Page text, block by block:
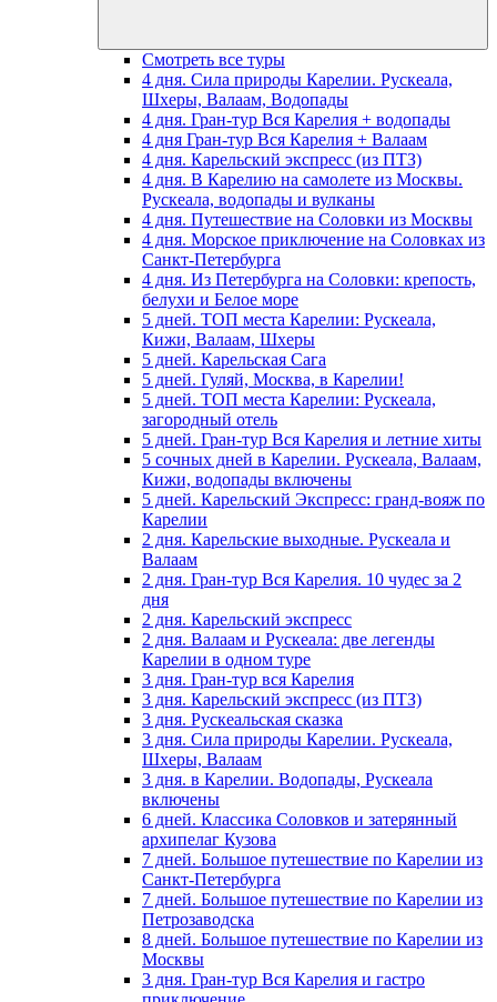
Смотреть все туры
4 дня. Сила природы Карелии. Рускеала,
Шхеры, Валаам, Водопады
4 дня. Гран-тур Вся Карелия + водопады
4 дня Гран-тур Вся Карелия + Валаам
4 дня. Карельский экспресс (из ПТЗ)
4 дня. В Карелию на самолете из Москвы.
Рускеала, водопады и вулканы
4 дня. Путешествие на Соловки из Москвы
4 дня. Морское приключение на Соловках из
Санкт-Петербурга
4 дня. Из Петербурга на Соловки: крепость,
белухи и Белое море
5 дней. ТОП места Карелии: Рускеала,
Кижи, Валаам, Шхеры
5 дней. Карельская Сага
5 дней. Гуляй, Москва, в Карелии!
5 дней. ТОП места Карелии: Рускеала,
загородный отель
5 дней. Гран-тур Вся Карелия и летние хиты
5 сочных дней в Карелии. Рускеала, Валаам,
Кижи, водопады включены
5 дней. Карельский Экспресс: гранд-вояж по
Карелии
2 дня. Карельские выходные. Рускеала и
Валаам
2 дня. Гран-тур Вся Карелия. 10 чудес за 2
дня
2 дня. Карельский экспресс
2 дня. Валаам и Рускеала: две легенды
Карелии в одном туре
3 дня. Гран-тур вся Карелия
3 дня. Карельский экспресс (из ПТЗ)
3 дня. Рускеальская сказка
3 дня. Сила природы Карелии. Рускеала,
Шхеры, Валаам
3 дня. в Карелии. Водопады, Рускеала
включены
6 дней. Классика Соловков и затерянный
архипелаг Кузова
7 дней. Большое путешествие по Карелии из
Санкт-Петербурга
7 дней. Большое путешествие по Карелии из
Петрозаводска
8 дней. Большое путешествие по Карелии из
Москвы
3 дня. Гран-тур Вся Карелия и гастро